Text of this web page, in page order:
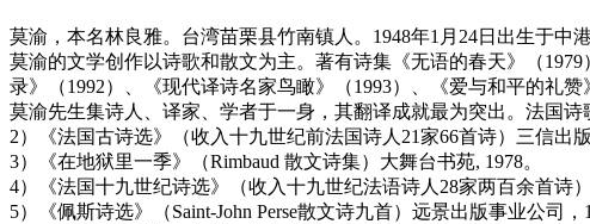
莫渝，本名林良雅。台湾苗栗县竹南镇人。1948年1月24日出生于
莫渝的文学创作以诗歌和散文为主。著有诗集《无语的春天》（
录》（1992）、《现代译诗名家鸟瞰》（1993）、《爱与和平的礼赞
莫渝先生集诗人、译家、学者于一身，其翻译成就最为突出。法国诗
2）《法国古诗选》（收入十九世纪前法国诗人21家66首诗）三信出版
3）《在地狱里一季》（Rimbaud 散文诗集）大舞台书苑, 1978。
4）《法国十九世纪诗选》（收入十九世纪法语诗人28家两百余首诗）
5）《佩斯诗选》（Saint-John Perse散文诗九首）远景出版事业公司，